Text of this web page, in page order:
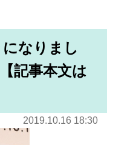
になりまし
記事本文は
2019.10.16 18:30